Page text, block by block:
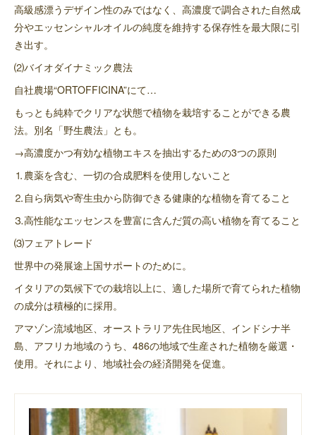
高級感漂うデザイン性のみではなく、高濃度で調合された自然成
分やエッセンシャルオイルの純度を維持する保存性を最大限に引
き出す。
⑵バイオダイナミック農法
自社農場“ORTOFFICINA”にて…
もっとも純粋でクリアな状態で植物を栽培することができる農
法。別名「野生農法」とも。
→高濃度かつ有効な植物エキスを抽出するための3つの原則
⒈農薬を含む、一切の合成肥料を使用しないこと
⒉自ら病気や寄生虫から防御できる健康的な植物を育てること
⒊高性能なエッセンスを豊富に含んだ質の高い植物を育てること
⑶フェアトレード
世界中の発展途上国サポートのために。
イタリアの気候下での栽培以上に、適した場所で育てられた植物
の成分は積極的に採用。
アマゾン流域地区、オーストラリア先住民地区、インドシナ半
島、アフリカ地域のうち、486の地域で生産された植物を厳選・
使用。それにより、地域社会の経済開発を促進。